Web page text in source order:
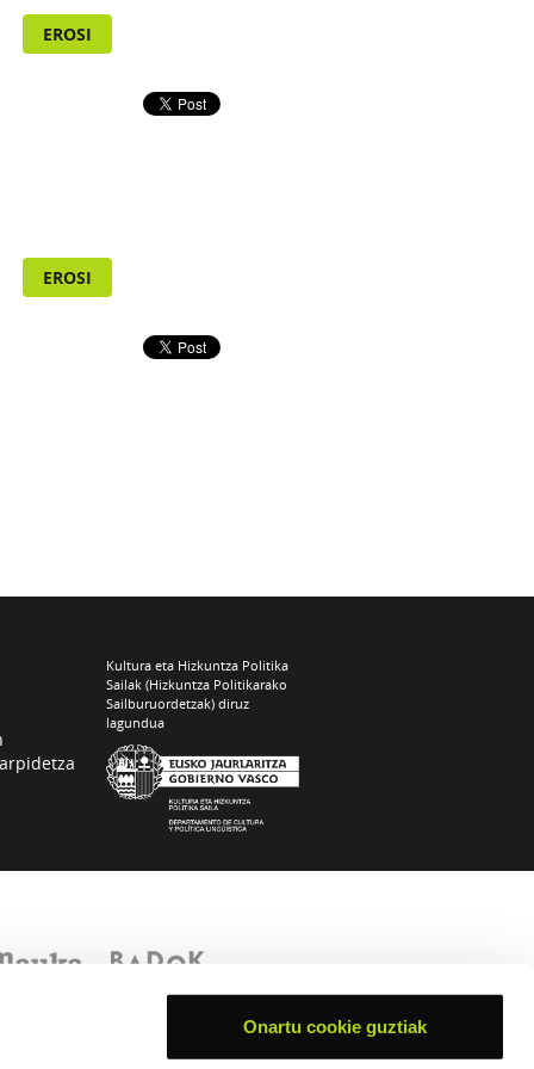
Onartu cookie guztiak
EROSI
EROSI
Kultura eta Hizkuntza Politika
Sailak (Hizkuntza Politikarako
Sailburuordetzak) diruz
lagundua